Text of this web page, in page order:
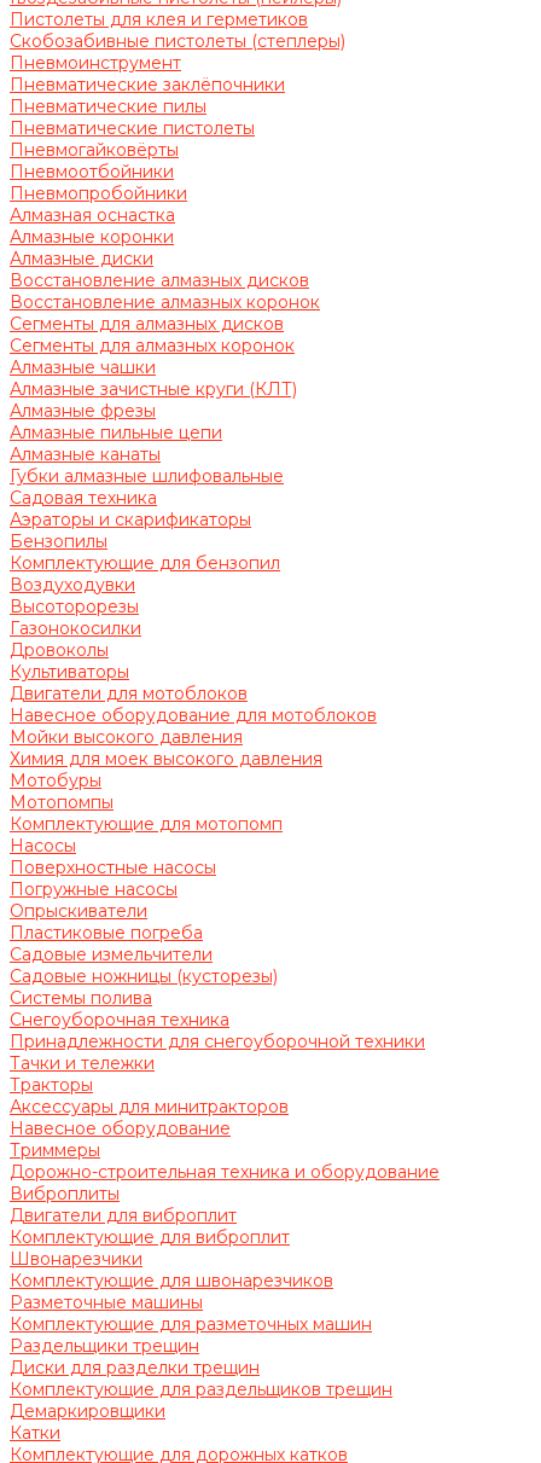
Пистолеты для клея и герметиков
Скобозабивные пистолеты (степлеры)
Пневмоинструмент
Пневматические заклёпочники
Пневматические пилы
Пневматические пистолеты
Пневмогайковёрты
Пневмоотбойники
Пневмопробойники
Алмазная оснастка
Алмазные коронки
Алмазные диски
Восстановление алмазных дисков
Восстановление алмазных коронок
Сегменты для алмазных дисков
Сегменты для алмазных коронок
Алмазные чашки
Алмазные зачистные круги (КЛТ)
Алмазные фрезы
Алмазные пильные цепи
Алмазные канаты
Губки алмазные шлифовальные
Садовая техника
Аэраторы и скарификаторы
Бензопилы
Комплектующие для бензопил
Воздуходувки
Высоторорезы
Газонокосилки
Дровоколы
Культиваторы
Двигатели для мотоблоков
Навесное оборудование для мотоблоков
Мойки высокого давления
Химия для моек высокого давления
Мотобуры
Мотопомпы
Комплектующие для мотопомп
Насосы
Поверхностные насосы
Погружные насосы
Опрыскиватели
Пластиковые погреба
Садовые измельчители
Садовые ножницы (кусторезы)
Системы полива
Снегоуборочная техника
Принадлежности для снегоуборочной техники
Тачки и тележки
Тракторы
Аксессуары для минитракторов
Навесное оборудование
Триммеры
Дорожно-строительная техника и оборудование
Виброплиты
Двигатели для виброплит
Комплектующие для виброплит
Швонарезчики
Комплектующие для швонарезчиков
Разметочные машины
Комплектующие для разметочных машин
Раздельщики трещин
Диски для разделки трещин
Комплектующие для раздельщиков трещин
Демаркировщики
Катки
Комплектующие для дорожных катков